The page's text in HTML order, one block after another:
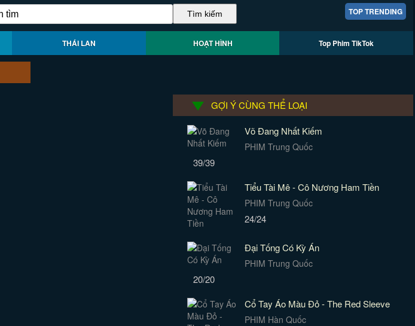
TOP TRENDING
THÁI LAN HOẠT HÌNH Top Phim TikTok
GỢI Ý CÙNG THỂ LOẠI
Võ Đang Nhất Kiếm
PHIM Trung Quốc
39/39
Tiểu Tài Mê - Cô Nương Ham Tiền
PHIM Trung Quốc
24/24
Đại Tống Có Kỳ Án
PHIM Trung Quốc
20/20
Cổ Tay Áo Màu Đỏ - The Red Sleeve
PHIM Hàn Quốc